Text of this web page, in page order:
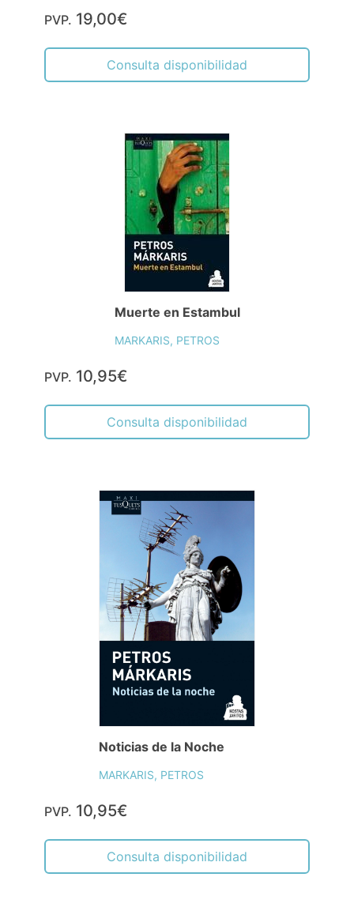
PVP. 19,00€
Consulta disponibilidad
Muerte en Estambul
MARKARIS, PETROS
PVP. 10,95€
Consulta disponibilidad
Noticias de la Noche
MARKARIS, PETROS
PVP. 10,95€
Consulta disponibilidad